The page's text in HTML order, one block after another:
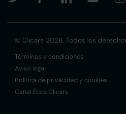
© Clicars 2026. Todos los
Términos y condiciones
Aviso legal
Política de privacidad y cookies
Canal Ética Clicars